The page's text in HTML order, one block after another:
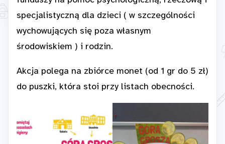
specjalistyczną dla dzieci ( w szczególności
wychowujących się poza własnym
środowiskiem ) i rodzin.
Akcja polega na zbiórce monet (od 1 gr do 5 zł)
do puszki, która stoi przy listach obecności.